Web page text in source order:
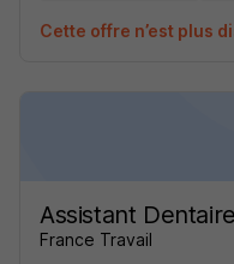
Cette offre n’est plus
Assistant
France Travail